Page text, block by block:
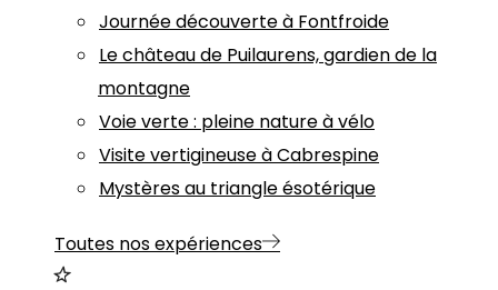
Journée découverte à Fontfroide
Le château de Puilaurens, gardien de la
montagne
Voie verte : pleine nature à vélo
Visite vertigineuse à Cabrespine
Mystères au triangle ésotérique
Toutes nos expériences